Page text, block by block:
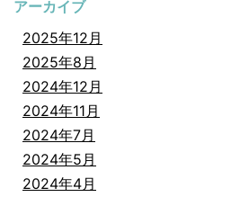
アーカイブ
2025年12月
2025年8月
2024年12月
2024年11月
2024年7月
2024年5月
2024年4月